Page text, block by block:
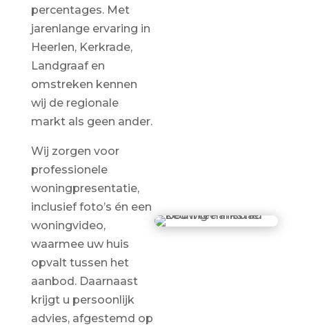
percentages. Met
jarenlange ervaring in
Heerlen, Kerkrade,
Landgraaf en
omstreken kennen
wij de regionale
markt als geen ander.
Wij zorgen voor
professionele
woningpresentatie,
inclusief foto’s én een
woningvideo,
waarmee uw huis
opvalt tussen het
aanbod. Daarnaast
krijgt u persoonlijk
advies, afgestemd op